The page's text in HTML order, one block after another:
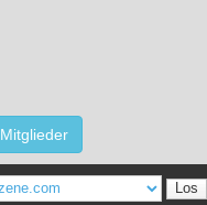
Mitglieder